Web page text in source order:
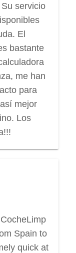
servicio
El
bastante
me han
para
mejor
Los
Spain to
quick at